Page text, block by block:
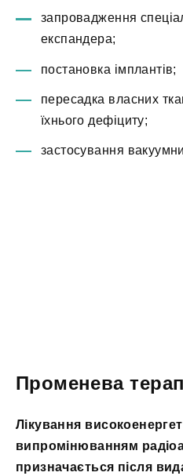
запровадження
експандера;
постановка імплантів;
пересадка власних
їхнього дефіциту;
застосування
Променева
Лікування
випромінюванням
призначається після